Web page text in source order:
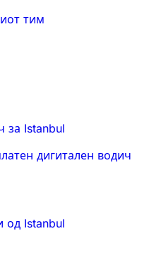
тим
за Istanbul
дигитален водич
од Istanbul